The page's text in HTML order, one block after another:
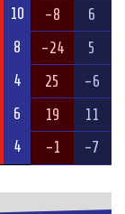
10 -8 6
8 -24 5
4 25 -6
6 19 11
4 -1 -7